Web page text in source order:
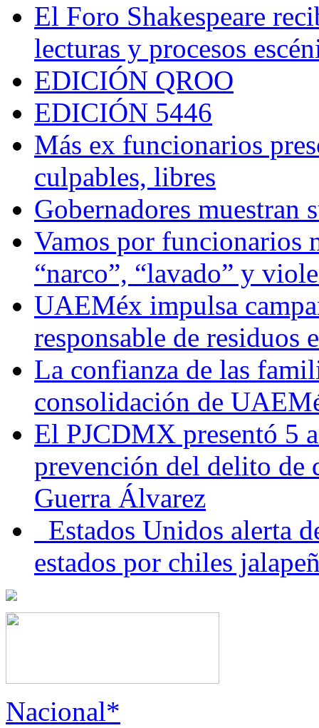
El Foro Shakespeare
lecturas y procesos
EDICIÓN QROO
EDICIÓN 5446
Más ex funcionarios
culpables, libres
Gobernadores muestran
Vamos por funcionarios
“narco”, “lavado” y
UAEMéx impulsa
responsable de residuos
La confianza de las
consolidación de
El PJCDMX presentó 5
prevención del delito de
Guerra Álvarez
Estados Unidos alerta
estados por chiles
Nacional*